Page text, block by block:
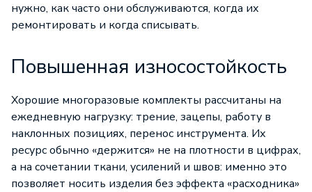
нужно, как часто они обслуживаются, когда их
ремонтировать и когда списывать.
Повышенная износостойкость
Хорошие многоразовые комплекты рассчитаны на
ежедневную нагрузку: трение, зацепы, работу в
наклонных позициях, перенос инструмента. Их
ресурс обычно «держится» не на плотности в цифрах,
а на сочетании ткани, усилений и швов: именно это
позволяет носить изделия без эффекта «расходника»